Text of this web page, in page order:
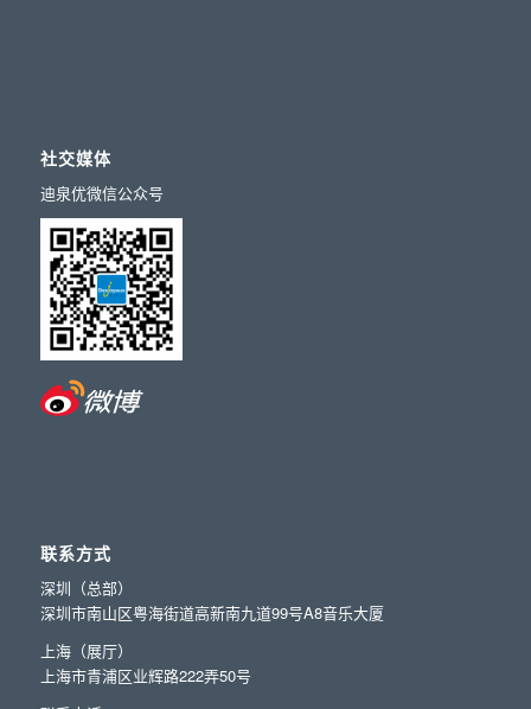
社交媒体
迪泉优微信公众号
联系方式
深圳（总部）
深圳市南山区粤海街道高新南九道99号A8音乐大厦
上海（展厅）
上海市青浦区业辉路222弄50号